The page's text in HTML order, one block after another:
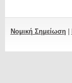
Νομική Σημείωση|